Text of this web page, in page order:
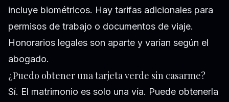
incluye biométricos. Hay tarifas adicionales para
permisos de trabajo o documentos de viaje.
Honorarios legales son aparte y varían según el
abogado.
¿Puedo obtener una tarjeta verde sin casarme?
Sí. El matrimonio es solo una vía. Puede obtenerla